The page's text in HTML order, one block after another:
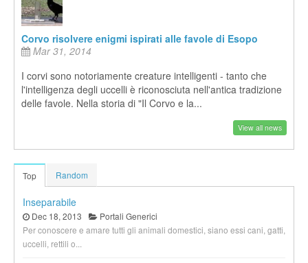
Corvo risolvere enigmi ispirati alle favole di Esopo
Mar 31, 2014
I corvi sono notoriamente creature intelligenti - tanto che
l'intelligenza degli uccelli è riconosciuta nell'antica tradizione
delle favole. Nella storia di "Il Corvo e la...
View all news
Top Random
Inseparabile
Dec 18, 2013
Portali Generici
Per conoscere e amare tutti gli animali domestici, siano essi cani, gatti,
uccelli, rettili o...